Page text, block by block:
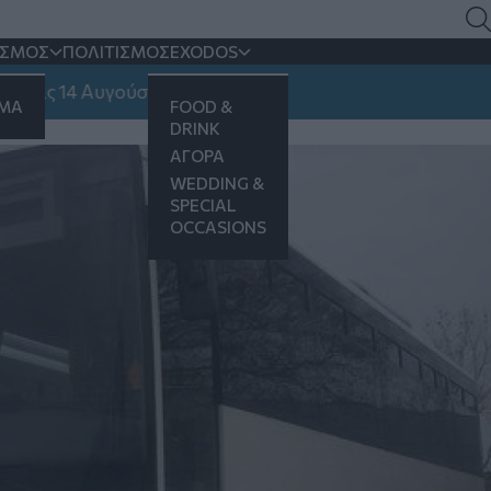
ΠΟΛΙΤΙΣΜΟΣEXODOS
FOOD &
DRINK
ΑΓΟΡΑ
WEDDING &
SPECIAL
OCCASIONS
Αυγούστου
ΟΑΣΘ με...